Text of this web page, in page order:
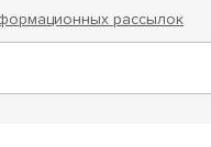
рассылок